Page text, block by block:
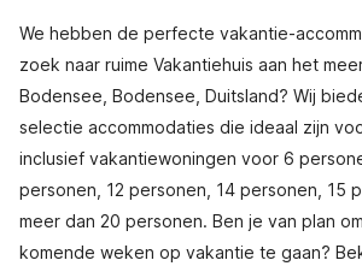
We hebben de perfecte vakantie-
zoek naar ruime Vakantiehuis aan het
Bodensee, Bodensee, Duitsland? Wij
selectie accommodaties die ideaal zijn
inclusief vakantiewoningen voor 6
personen, 12 personen, 14 personen, 15
meer dan 20 personen. Ben je van plan
komende weken op vakantie te gaan?